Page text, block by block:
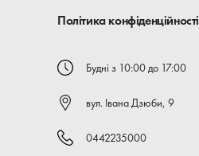
Політика конфіденційності
Будні з 10:00 до 17:00
вул. Івана Дзюби, 9
0442235000